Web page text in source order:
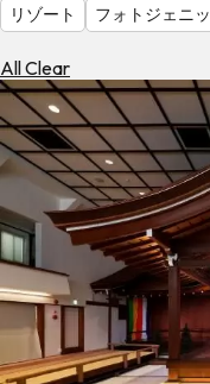
リゾート
フォトジェニ
All Clear